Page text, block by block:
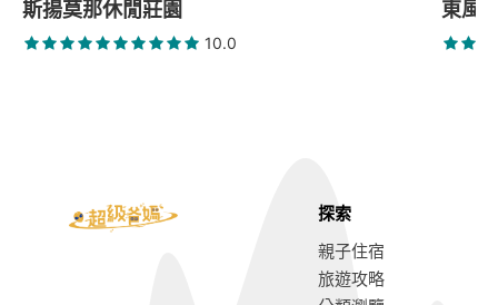
斯揚莫那休閒莊園
10.0
東風
探索
親子住宿
旅遊攻略